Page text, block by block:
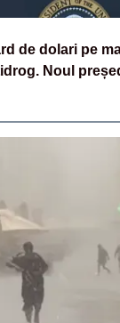
de dolari pe
Noul